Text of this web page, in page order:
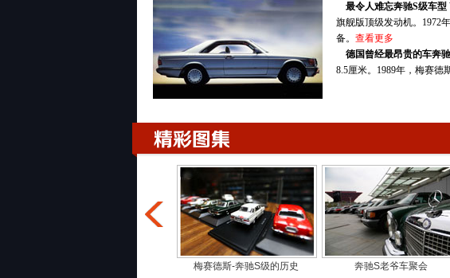
上路，我们现在限行的法规对老式的车辆由于环保的问题，不能上路
主持人 梁洪：就是一个乐子，你同意刚才晓科讲的他在小时候有一个
收藏？
侯晓明：可能我们在座的都有这种童年的想法，小的时候认为，首先
辆真的是圆梦。
主持人 梁洪：针对二位讲的，我要告诉您的是，这个和您想象的真不
收集老爷车并不像您想象的那么高端，我们直播间的这几位，他们都
白宁：收老车就是因为这个人很感性，他敢想敢干，很多人心目中
地方，每年要交好多税，验车要花好多钱，各种算计算了吧。真正付
路上看过一回车，这种情结就奠定在心理。人比较感性，容易因为某
来玩奔驰到现在玩雪铁龙都是这样，一路跟着感觉走，感觉一直在心
主持人 梁洪：拥有这样一个车到底带给你什么样的精神满足，就是
经典车
最令人难忘奔驰S级车型
旗舰版顶级发动机。1972
备。 查看更多
德国曾经最昂贵的车奔
8.5厘米。1989年，梅赛德
梅赛德斯-奔驰S级的历史 奔驰S老爷车聚会